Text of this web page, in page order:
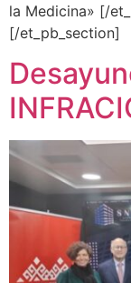
la Medicina» [/
[/et_pb_section]